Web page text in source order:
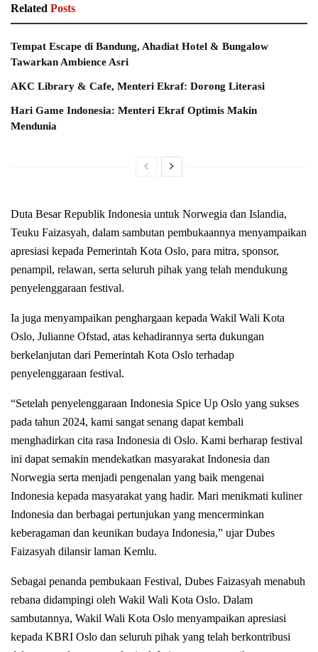
Related Posts
Tempat Escape di Bandung, Ahadiat Hotel & Bungalow
Tawarkan Ambience Asri
AKC Library & Cafe, Menteri Ekraf: Dorong Literasi
Hari Game Indonesia: Menteri Ekraf Optimis Makin
Mendunia
Duta Besar Republik Indonesia untuk Norwegia dan Islandia,
Teuku Faizasyah, dalam sambutan pembukaannya menyampaikan
apresiasi kepada Pemerintah Kota Oslo, para mitra, sponsor,
penampil, relawan, serta seluruh pihak yang telah mendukung
penyelenggaraan festival.
Ia juga menyampaikan penghargaan kepada Wakil Wali Kota
Oslo, Julianne Ofstad, atas kehadirannya serta dukungan
berkelanjutan dari Pemerintah Kota Oslo terhadap
penyelenggaraan festival.
“Setelah penyelenggaraan Indonesia Spice Up Oslo yang sukses
pada tahun 2024, kami sangat senang dapat kembali
menghadirkan cita rasa Indonesia di Oslo. Kami berharap festival
ini dapat semakin mendekatkan masyarakat Indonesia dan
Norwegia serta menjadi pengenalan yang baik mengenai
Indonesia kepada masyarakat yang hadir. Mari menikmati kuliner
Indonesia dan berbagai pertunjukan yang mencerminkan
keberagaman dan keunikan budaya Indonesia,” ujar Dubes
Faizasyah dilansir laman Kemlu.
Sebagai penanda pembukaan Festival, Dubes Faizasyah menabuh
rebana didampingi oleh Wakil Wali Kota Oslo. Dalam
sambutannya, Wakil Wali Kota Oslo menyampaikan apresiasi
kepada KBRI Oslo dan seluruh pihak yang telah berkontribusi